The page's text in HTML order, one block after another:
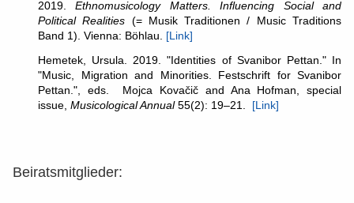
2019.Ethnomusicology Matters. Influencing Social and
Political Realities (= Musik Traditionen / Music Traditions
Band 1). Vienna: Böhlau. [Link]
Hemetek, Ursula. 2019. "Identities of Svanibor Pettan." In
"Music, Migration and Minorities. Festschrift for Svanibor
Pettan.", eds. Mojca Kovačič and Ana Hofman, special
issue, Musicological Annual55(2): 19–21. [Link]
Beiratsmitglieder: